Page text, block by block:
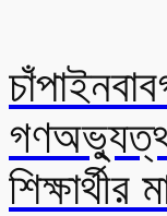
শিক্ষার্থীর